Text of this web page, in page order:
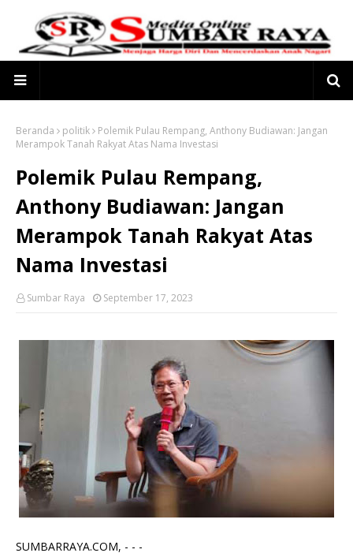
Beranda politik
Polemik Pulau Rempang, Anthony Budiawan: Jangan
Merampok Tanah Rakyat Atas Nama Investasi
Polemik Pulau Rempang,
Anthony Budiawan: Jangan
Merampok Tanah Rakyat Atas
Nama Investasi
Sumbar Raya September 17, 2023
SUMBARRAYA.COM, - - -